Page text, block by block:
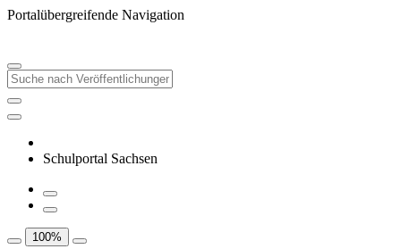
Portalübergreifende Navigation
Schulportal Sachsen
100%